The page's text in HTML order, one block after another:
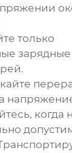
только
зарядные
.
когда